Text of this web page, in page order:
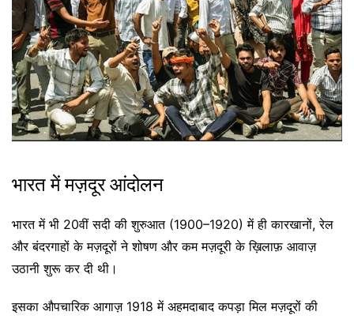
भारत में मज़दूर आंदोलन
भारत में भी 20वीं सदी की शुरुआत (1900–1920) में ही कारखानों, रेल
और बंदरगाहों के मज़दूरों ने शोषण और कम मज़दूरी के ख़िलाफ़ आवाज़
उठानी शुरू कर दी थी।
इसका औपचारिक आगाज़ 1918 में अहमदाबाद कपड़ा मिल मज़दूरों की